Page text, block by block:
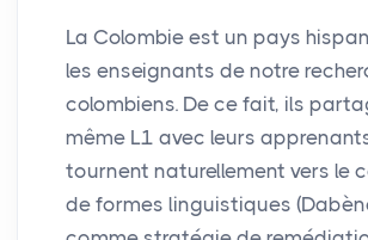
La Colombie est un pays
les enseignants de notre
colombiens. De ce fait, ils
même L1 avec leurs
tournent naturellement vers le
de formes linguistiques